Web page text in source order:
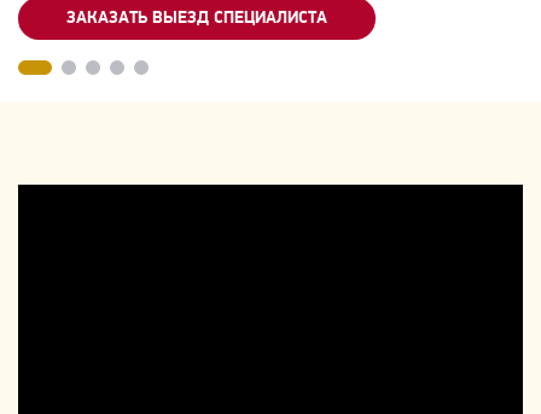
ЗАКАЗАТЬ ВЫЕЗД СПЕЦИАЛИСТА